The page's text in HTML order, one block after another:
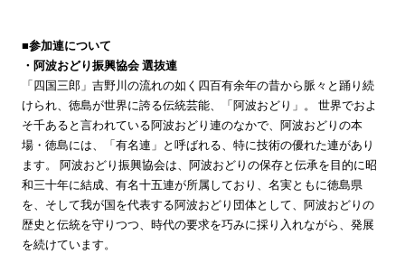
■参加連について
・阿波おどり振興協会 選抜連
「四国三郎」吉野川の流れの如く四百有余年の昔から脈々と踊り続
けられ、徳島が世界に誇る伝統芸能、「阿波おどり」。 世界でおよ
そ千あると言われている阿波おどり連のなかで、阿波おどりの本
場・徳島には、「有名連」と呼ばれる、特に技術の優れた連があり
ます。 阿波おどり振興協会は、阿波おどりの保存と伝承を目的に昭
和三十年に結成、有名十五連が所属しており、名実ともに徳島県
を、そして我が国を代表する阿波おどり団体として、阿波おどりの
歴史と伝統を守りつつ、時代の要求を巧みに採り入れながら、発展
を続けています。